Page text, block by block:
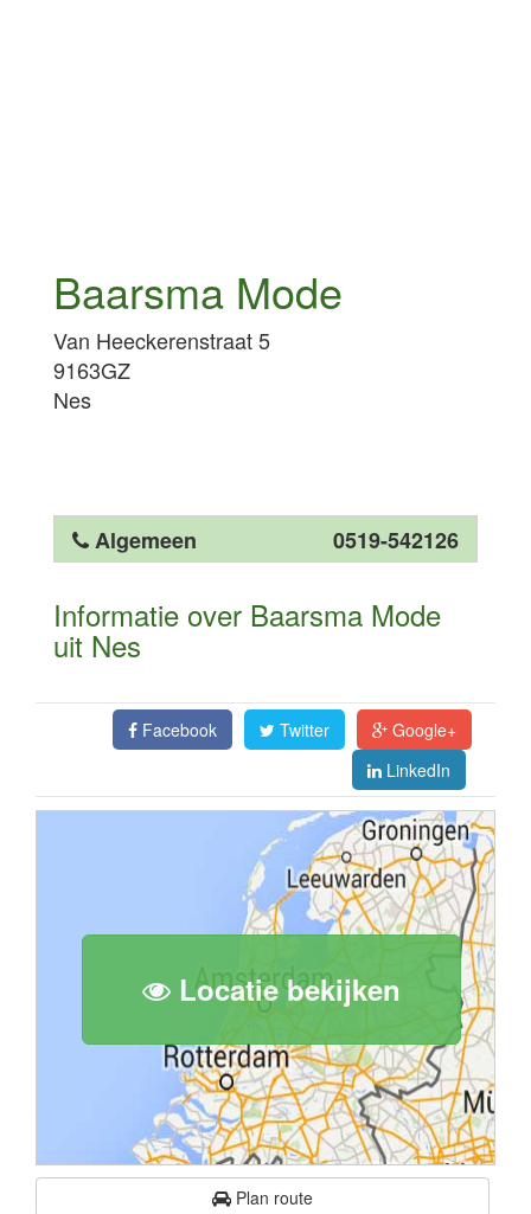
Baarsma Mode
Van Heeckerenstraat 5
9163GZ
Nes
Algemeen 0519-542126
Informatie over Baarsma Mode
uit Nes
Facebook Twitter
Google+
LinkedIn
Locatie bekijken
Plan route